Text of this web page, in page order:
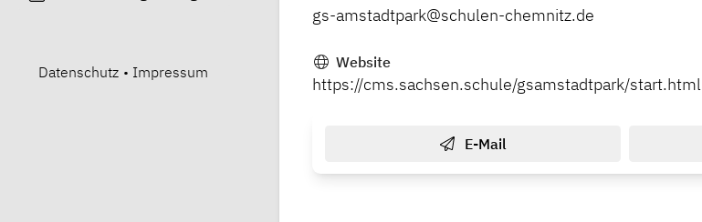
Datenschutz • Impressum
gs-amstadtpark@schulen-chemnitz.de
Website
https://cms.sachsen.schule/gsamstadtpark/start.html
E-Mail